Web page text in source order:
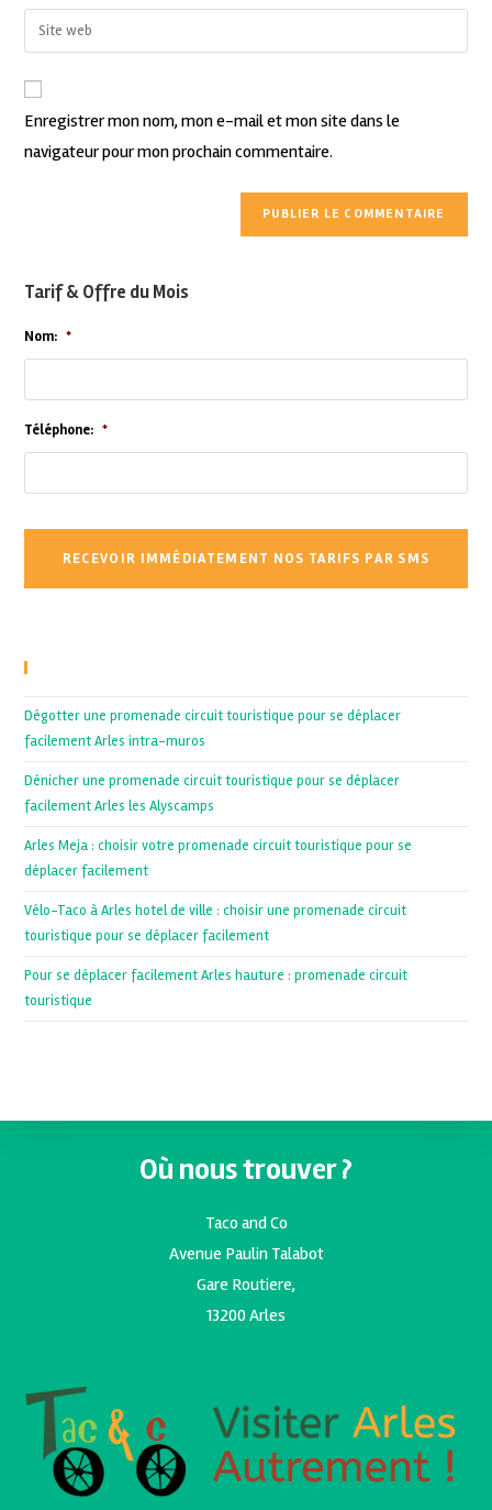
Enregistrer mon nom, mon e-mail et mon site dans le
navigateur pour mon prochain commentaire.
Tarif & Offre du Mois
Nom: *
Téléphone: *
Dégotter une promenade circuit touristique pour se déplacer
facilement Arles intra-muros
Dénicher une promenade circuit touristique pour se déplacer
facilement Arles les Alyscamps
Arles Meja : choisir votre promenade circuit touristique pour se
déplacer facilement
Vélo-Taco à Arles hotel de ville : choisir une promenade circuit
touristique pour se déplacer facilement
Pour se déplacer facilement Arles hauture : promenade circuit
touristique
Où nous trouver ?
Taco and Co
Avenue Paulin Talabot
Gare Routiere,
13200 Arles